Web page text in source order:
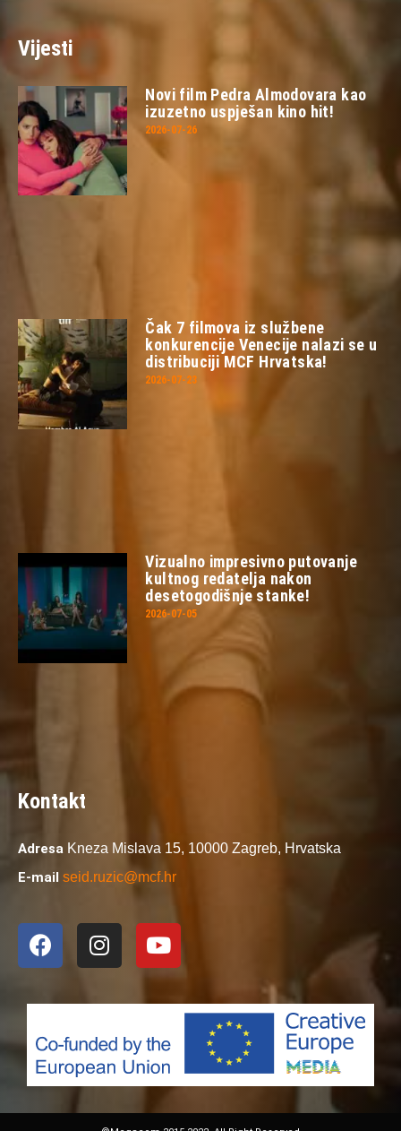
Vijesti
Novi film Pedra Almodovara kao
izuzetno uspješan kino hit!
2026-07-26
Čak 7 filmova iz službene
konkurencije Venecije nalazi se u
distribuciji MCF Hrvatska!
2026-07-23
Vizualno impresivno putovanje
kultnog redatelja nakon
desetogodišnje stanke!
2026-07-05
Kontakt
Adresa Kneza Mislava 15, 10000 Zagreb, Hrvatska
E-mail seid.ruzic@mcf.hr